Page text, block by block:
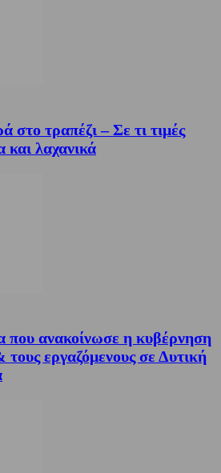
στο τραπέζι – Σε τι τιμές
και λαχανικά
που ανακοίνωσε η κυβέρνηση
τους εργαζόμενους σε Δυτική